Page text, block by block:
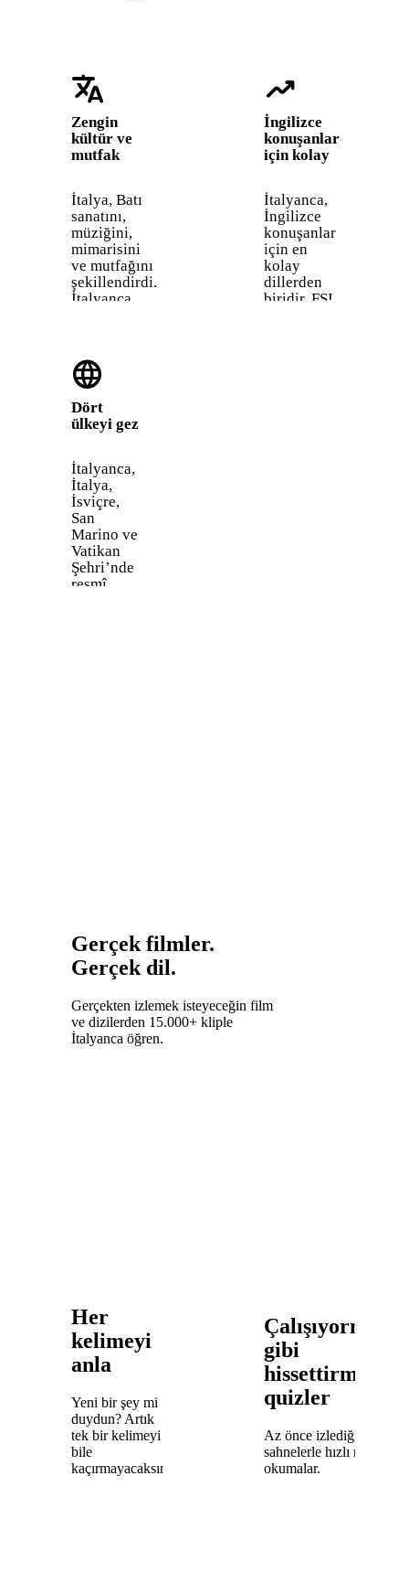
translate
Zengin
kültür ve
mutfak
İtalya, Batı
sanatını,
müziğini,
mimarisini
ve mutfağını
şekillendirdi.
İtalyanca
filtresiz
yaşamanı
trending_up
İngilizce
konuşanlar
için kolay
İtalyanca,
İngilizce
konuşanlar
için en
kolay
dillerden
biridir. FSI,
language
Dört
ülkeyi gez
İtalyanca,
İtalya,
İsviçre,
San
Marino ve
Vatikan
Şehri’nde
resmî
Gerçek filmler.
Gerçek dil.
Gerçekten izlemek isteyeceğin film
ve dizilerden 15.000+ kliple
İtalyanca öğren.
Her
kelimeyi
anla
Yeni bir şey mi
duydun? Artık
tek bir kelimeyi
bile
kaçırmayacaksın.
Çalışıyormuş
gibi
hissettirmeyen
quizler
Az önce izlediğin
sahnelerle hızlı meydan
okumalar.